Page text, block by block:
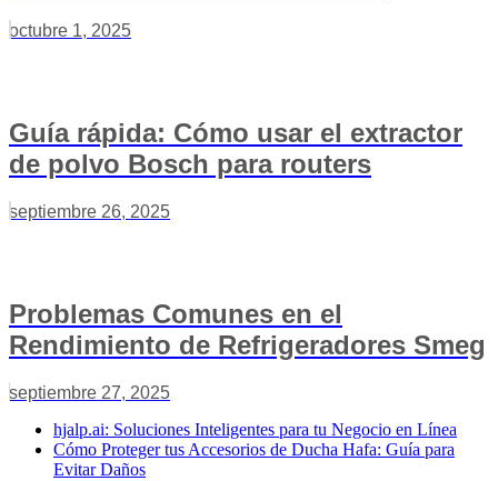
octubre 1, 2025
Guía rápida: Cómo usar el extractor
de polvo Bosch para routers
septiembre 26, 2025
Problemas Comunes en el
Rendimiento de Refrigeradores Smeg
septiembre 27, 2025
hjalp.ai: Soluciones Inteligentes para tu Negocio en Línea
Cómo Proteger tus Accesorios de Ducha Hafa: Guía para
Evitar Daños